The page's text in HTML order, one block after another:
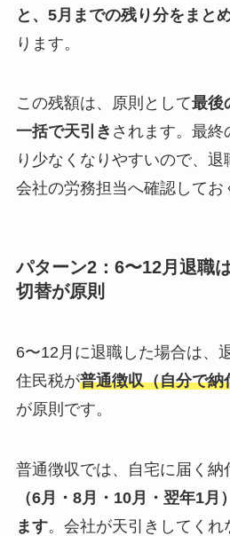
と、5月までの残り分をまと
ります。
この残額は、原則として最後
一括で天引き されます。最終
り少なくなりやすいので、
会社の労務担当へ確認してお
パターン2：6〜12月退職
切替が原則
6〜12月に退職した場合は、
住民税が普通徴収（自分で納
が原則です。
普通徴収では、自宅に届く納
（6月・8月・10月・翌年1
ます。会社が天引きしてくれ